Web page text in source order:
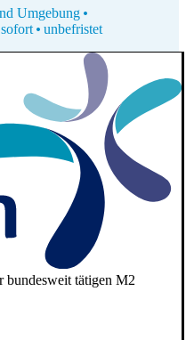
Umgebung
unbefristet
bundesweit tätigen M2